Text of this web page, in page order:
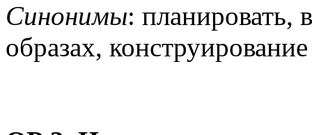
Синонимы: планировать, в
образах,